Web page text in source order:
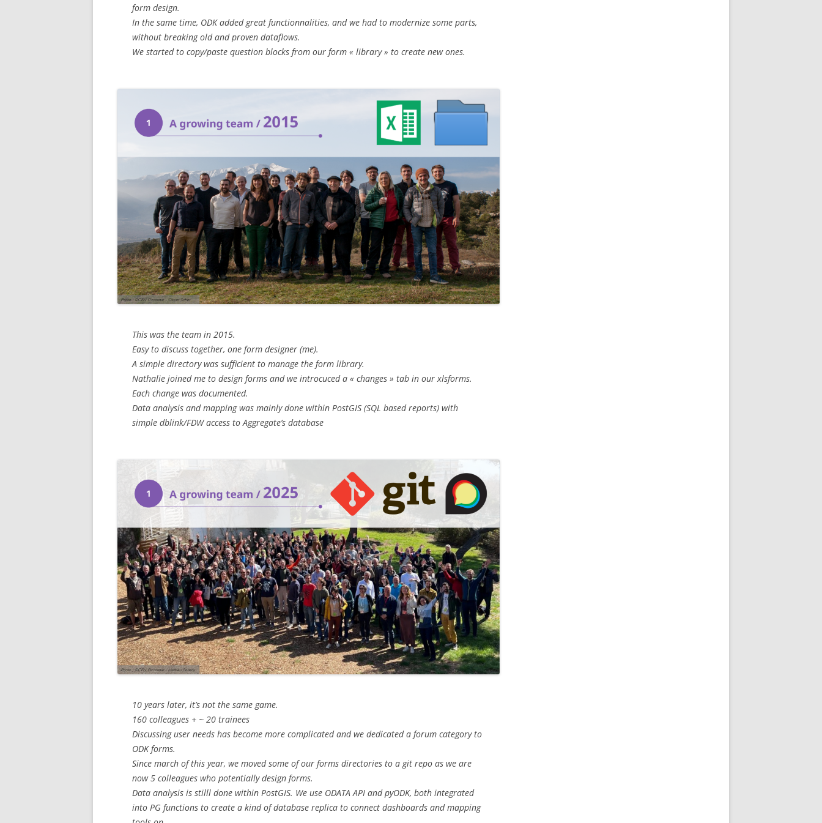
form design.
In the same time, ODK added great functionnalities, and we had to modernize some parts,
without breaking old and proven dataflows.
We started to copy/paste question blocks from our form « library » to create new ones.
This was the team in 2015.
Easy to discuss together, one form designer (me).
A simple directory was sufficient to manage the form library.
Nathalie joined me to design forms and we introcuced a « changes » tab in our xlsforms.
Each change was documented.
Data analysis and mapping was mainly done within PostGIS (SQL based reports) with
simple dblink/FDW access to Aggregate’s database
10 years later, it’s not the same game.
160 colleagues + ~ 20 trainees
Discussing user needs has become more complicated and we dedicated a forum category to
ODK forms.
Since march of this year, we moved some of our forms directories to a git repo as we are
now 5 colleagues who potentially design forms.
Data analysis is stilll done within PostGIS. We use ODATA API and pyODK, both integrated
into PG functions to create a kind of database replica to connect dashboards and mapping